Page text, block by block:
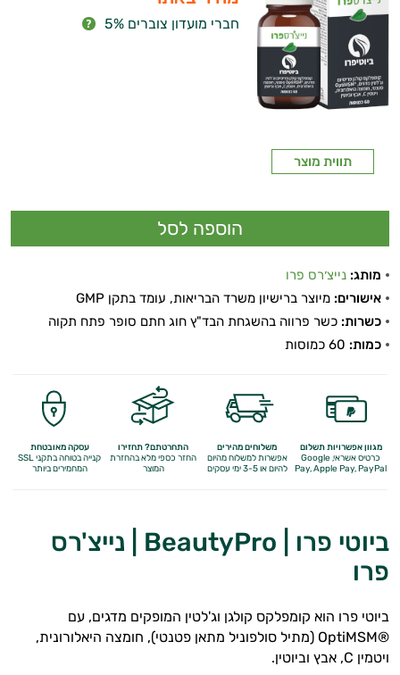
תווית מוצר
חברי מועדון צוברים 5%
מותג: נייצ׳רס פרו
אישורים: מיוצר ברישיון משרד הבריאות, עומד בתקן GMP
כשרות: כשר פרווה בהשגחת הבד"ץ חוג חתם סופר פתח תקוה
כמות:
מגוון אפשרויות תשלום
כרטיס אשראי, Google
Pay,Apple Pay, PayPal
משלוחים מהירים
אפשרות למשלוח מהיום
להיום או 3-5 ימי עסקים
התחרטתם? תחזירו
החזר כספי מלאבהחזרת
המוצר
עסקה מאובטחת
קנייה בטוחה בתקני SSL
המחמירים ביותר
ביוטי פרו | BeautyPro | נייצ'רס
פרו
ביוטי פרו הוא קומפלקס קולגן וג'לטין המופקים מדגים, עם
®OptiMSM (מתיל סולפוניל מתאן פטנטי), חומצה היאלורונית,
ויטמין C, אבץ וביוטין.